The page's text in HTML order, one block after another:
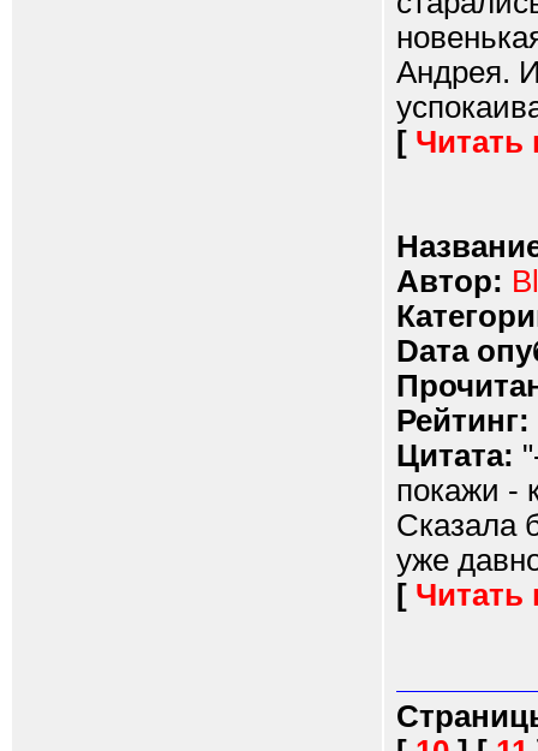
Андрея.
[ Читать
Автор:
Dата
Рейтинг:
Цитата:
покажи -
Сказала
уже
[ Читать